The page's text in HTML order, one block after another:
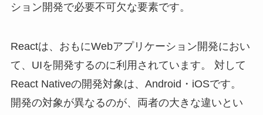
ション開発で必要不可欠な要素です。
Reactは、おもにWebアプリケーション開発におい
て、UIを開発するのに利用されています。 対して
React Nativeの開発対象は、Android・iOSです。
開発の対象が異なるのが、両者の大きな違いとい